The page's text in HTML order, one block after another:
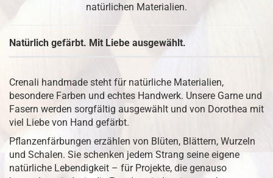
natürlichen Materialien.
Natürlich gefärbt. Mit Liebe ausgewählt.
Crenali handmade steht für natürliche Materialien,
besondere Farben und echtes Handwerk. Unsere Garne und
Fasern werden sorgfältig ausgewählt und von Dorothea mit
viel Liebe von Hand gefärbt.
Pflanzenfärbungen erzählen von Blüten, Blättern, Wurzeln
und Schalen. Sie schenken jedem Strang seine eigene
natürliche Lebendigkeit – für Projekte, die genauso